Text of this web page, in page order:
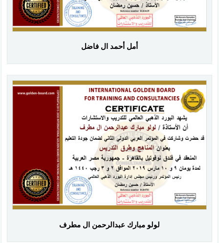
أمل أحمد ال فاضل
لولو مبارك عبدالرحمن ال مطرف